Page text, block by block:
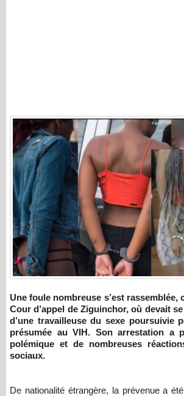
Une foule nombreuse s’est rassemblée, ce mardi matin, à la
Cour d’appel de Ziguinchor, où devait
d’une travailleuse du sexe poursuivie
présumée au VIH. Son arrestation a
polémique et de nombreuses
sociaux.
De nationalité étrangère, la prévenue a